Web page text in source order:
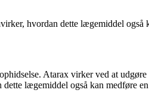
hvordan dette lægemiddel
Atarax virker ved at
lægemiddel også kan medføre